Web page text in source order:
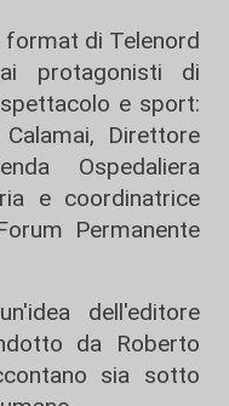
format di Telenord
protagonisti di
e sport:
Direttore
Ospedaliera
e coordinatrice
Permanente
dell'editore
da Roberto
sia sotto